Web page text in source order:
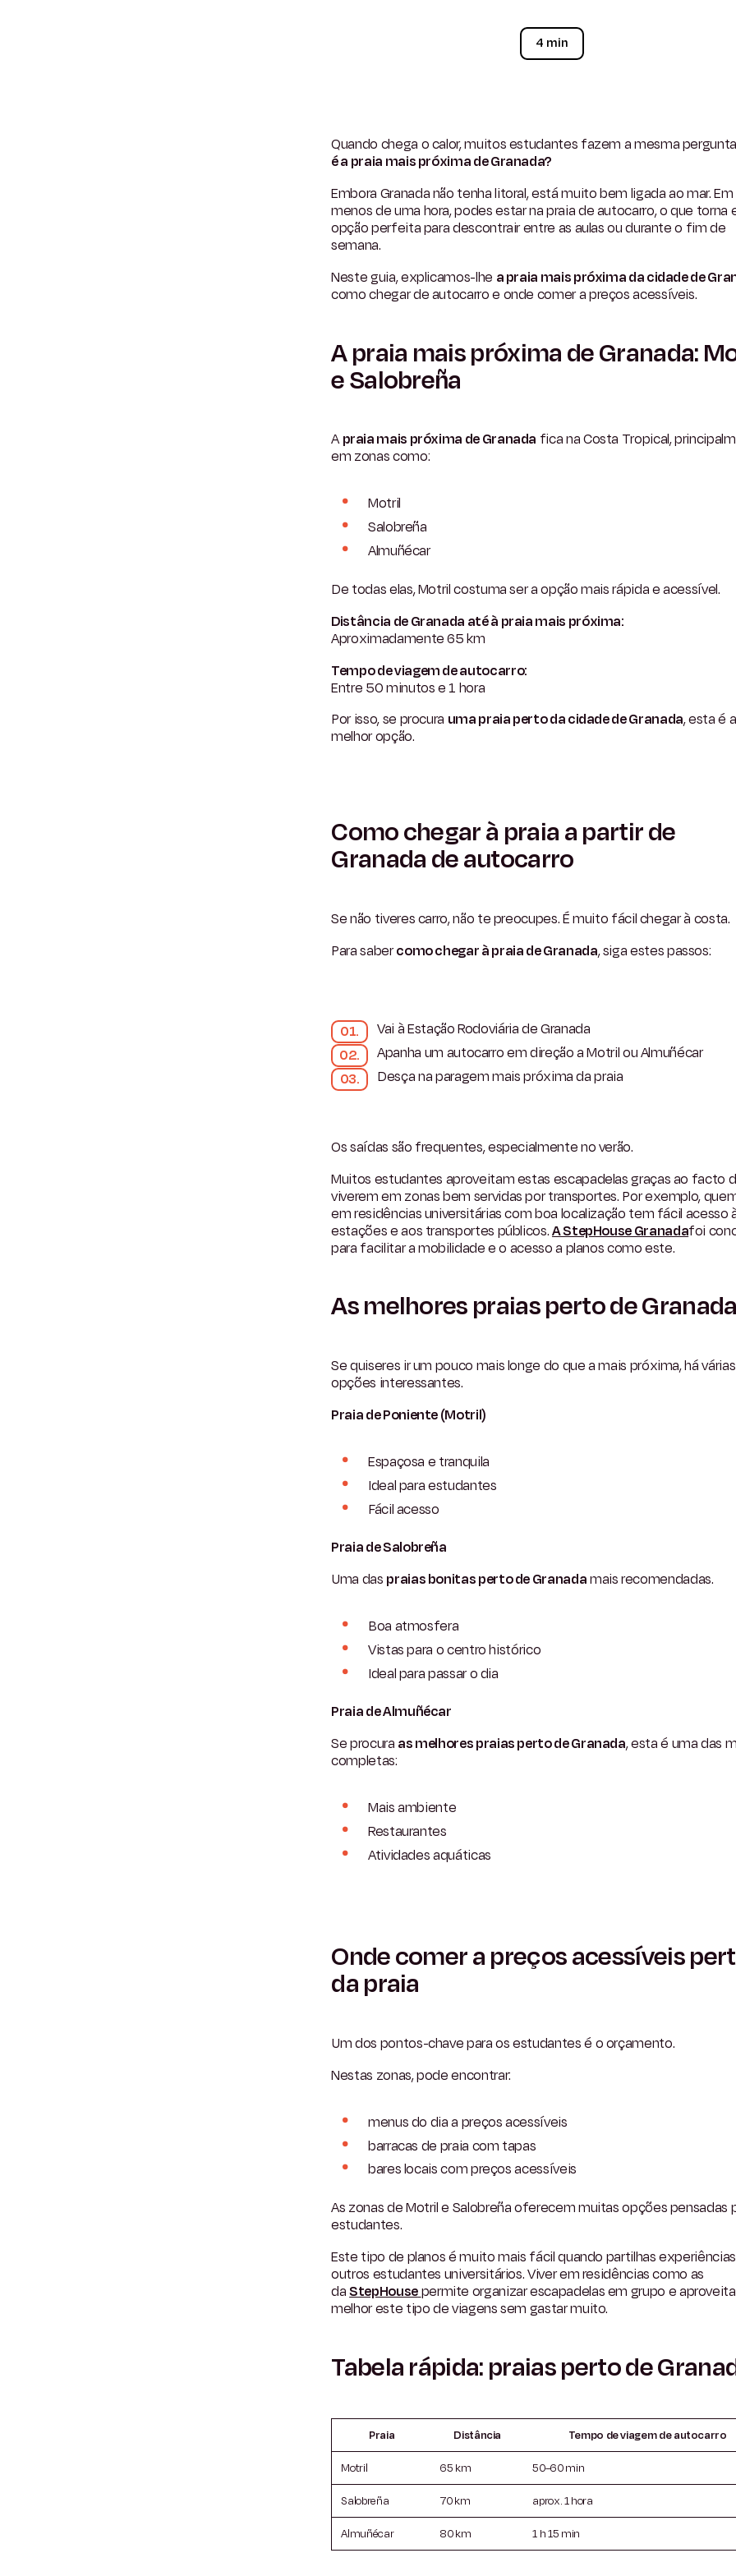
4 min
Quando chega o calor, muitos estudantes fazem a mesma
é a praia mais próxima de Granada?
Embora Granada não tenha litoral, está muito bem ligada ao mar. Em
menos de uma hora, podes estar na praia de autocarro, o que torna
opção perfeita para descontrair entre as aulas ou durante o fim de
semana.
Neste guia, explicamos-lhe a praia mais próxima da cidade de
como chegar de autocarro e onde comer a preços acessíveis.
A praia mais próxima de Granada:
e Salobreña
Apraia mais próxima de Granada fica na Costa Tropical,
em zonas como:
Motril
Salobreña
Almuñécar
De todas elas, Motril costuma ser a opção mais rápida e acessível.
Distância de Granada até à praia mais próxima:
Aproximadamente 65 km
Tempo de viagem de autocarro:
Entre 50 minutos e 1 hora
Por isso, se procura uma praia perto da cidade de Granada, esta é a
melhor opção.
Como chegar à praia a partir de
Granada de autocarro
Se não tiveres carro, não te preocupes. É muito fácil chegar à costa.
Para sabercomo chegar à praia de Granada, siga estes passos:
Vai à Estação Rodoviária de Granada
Apanha um autocarro em direção a Motril ou Almuñécar
Desça na paragem mais próxima da praia
Os saídas são frequentes, especialmente no verão.
Muitos estudantes aproveitam estas escapadelas graças ao facto
viverem em zonas bem servidas por transportes. Por exemplo,
em residências universitárias com boa localização tem fácil acesso
estações e aos transportes públicos.A StepHouse Granadafoi
para facilitar a mobilidade e o acesso a planos como este.
As melhores praias perto de
Se quiseres ir um pouco mais longe do que a mais próxima, há várias
opções interessantes.
Praia de Poniente (Motril)
Espaçosa e tranquila
Ideal para estudantes
Fácil acesso
Praia de Salobreña
Uma das praias bonitas perto de Granadamais recomendadas.
Boa atmosfera
Vistas para o centro histórico
Ideal para passar o dia
Praia de Almuñécar
Se procura as melhores praias perto de Granada, esta é uma das
completas:
Mais ambiente
Restaurantes
Atividades aquáticas
Onde comer a preços acessíveis
da praia
Um dos pontos-chave para os estudantes é o orçamento.
Nestas zonas, pode encontrar:
menus do dia a preços acessíveis
barracas de praia com tapas
bares locais com preços acessíveis
As zonas de Motril e Salobreña oferecem muitas opções pensadas
estudantes.
Este tipo de planos é muito mais fácil quando partilhas
outros estudantes universitários. Viver em residências como as
daStepHousepermite organizar escapadelas em grupo e
melhor este tipo de viagens sem gastar muito.
Tabela rápida: praias perto de
Praia Distância Tempo de viagem de autocarro
Motril 65 km 50–60 min
Salobreña 70 km aprox. 1 hora
Almuñécar 80 km 1 h 15 min